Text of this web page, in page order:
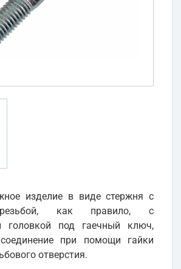
изделие в виде стержня с
как правило, с
головкой под гаечный ключ,
при помощи гайки
отверстия.